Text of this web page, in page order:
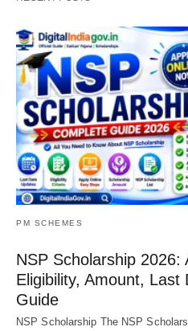
PM SCHEMES
NSP Scholarship 2026:
Eligibility, Amount, Last
Guide
NSP Scholarship The NSP